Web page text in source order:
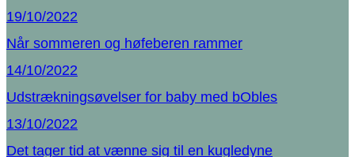
19/10/2022
Når sommeren og høfeberen rammer
14/10/2022
Udstrækningsøvelser for baby med bObles
13/10/2022
Det tager tid at vænne sig til en kugledyne